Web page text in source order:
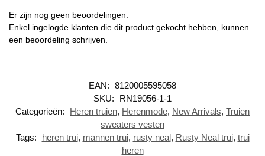
Er zijn nog geen beoordelingen.
Enkel ingelogde klanten die dit product gekocht hebben, kunnen
een beoordeling schrijven.
EAN: 8120005595058
SKU:
RN19056-1-1
Categorieën:
Heren truien, Herenmode, New Arrivals, Truien
sweaters vesten
Tags:
heren trui, mannen trui, rusty neal, Rusty Neal trui, trui
heren